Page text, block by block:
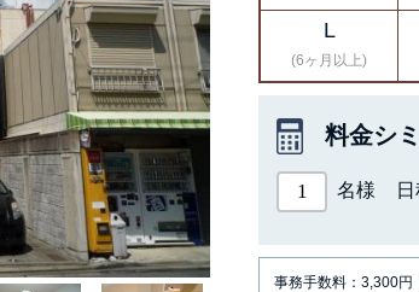
L
(6ヶ月以上)
料金シ
名様
事務手数料：3,300円